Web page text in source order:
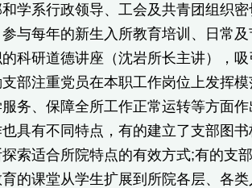
学系行政领导、工会及共青团组织
与每年的新生入所教育培训、日常
科研道德讲座（沈岩所长主讲），
注重党员在本职工作岗位上发挥模
务、保障全所工作正常运转等方面
有不同特点，有的建立了支部图书
索适合所院特点的有效方式;有的支
的课堂从学生扩展到所院各层、各